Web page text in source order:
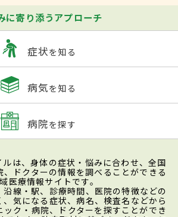
に寄り添うアプローチ
症状を知る
病気を知る
病院を探す
ルは、身体の症状・悩みに合わせ、全国
ドクターの情報を調べることができる
医療情報サイトです。
線・駅、診療時間、医院の特徴などの
気になる症状、病名、検査名などから
ク・病院、ドクターを探すことができ